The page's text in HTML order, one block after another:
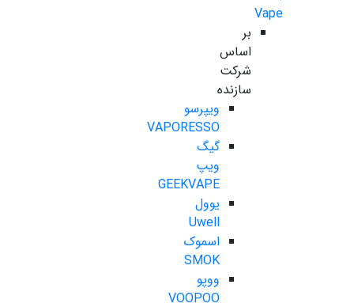
Vape
بر
اساس
شرکت
سازنده
ویپرسو
VAPORESSO
گیگ
ویپ
GEEKVAPE
یوول
Uwell
اسموک
SMOK
ووپو
VOOPOO